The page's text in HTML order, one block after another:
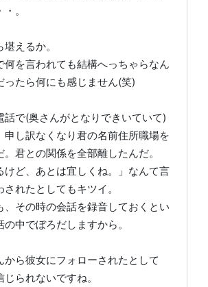
。
えるか。
何を言われても結構へっちゃらなん
ったら何にも感じません(笑)
話で(奥さんがとなりできいていて)
申し訳なくなり君の名前住所職場を
君との関係を全部離したんだ。
けど、あとは宜しくね。」なんて言
れたとしてもキツイ。
、その時の会話を録音しておくとい
中でぼろだしますから。
から彼女にフォローされたとして
られないですね。